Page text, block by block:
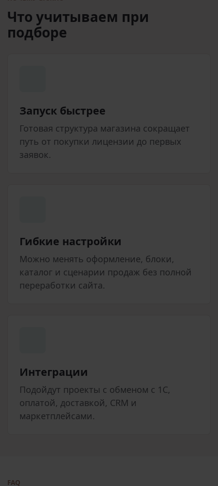
Что учитываем при
подборе
Запуск быстрее
Готовая структура магазина сокращает
путь от покупки лицензии до первых
заявок.
Гибкие настройки
Можно менять оформление, блоки,
каталог и сценарии продаж без полной
переработки сайта.
Интеграции
Подойдут проекты с обменом с 1С,
оплатой, доставкой, CRM и
маркетплейсами.
FAQ